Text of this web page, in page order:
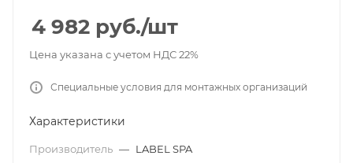
4 982 руб./шт
Цена указана с учетом НДС 22%
Специальные условия для монтажных организаций
Характеристики
Производитель — LABEL SPA